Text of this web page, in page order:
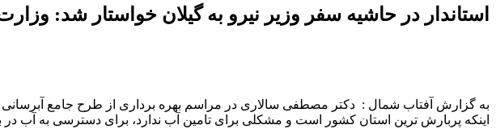
استاندار در حاشیه سفر وزیر نیرو به گیلان خواستار شد:
اینکه پربارش ترین استان کشور است و مشکلی برای تامین آب ندارد، برای دسترسی به